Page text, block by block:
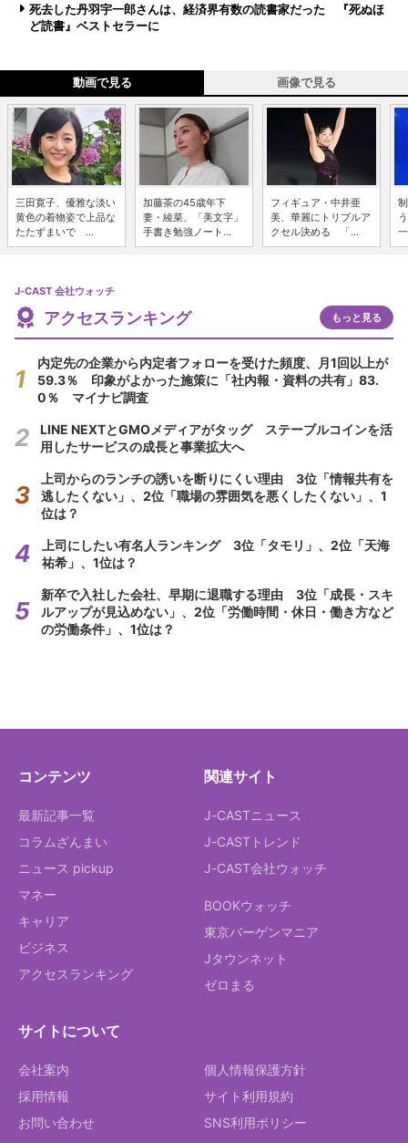
死去した丹羽宇一郎さんは、経済界有数の読書家だった 『死ぬほ
ど読書』ベストセラーに
動画で見る 画像で見る
三田寛子、優雅な淡い
黄色の着物姿で上品な
たたずまいで ...
加藤茶の45歳年下
妻・綾菜、「美文字」
手書き勉強ノート...
フィギュア・中井亜
美、華麗にトリプルア
クセル決める 「...
J-CAST 会社ウォッチ
アクセスランキング もっと見る
内定先の企業から内定者フォローを受けた頻度、月1回以上が
59.3％ 印象がよかった施策に「社内報・資料の共有」83.
0％ マイナビ調査
LINE NEXTとGMOメディアがタッグ ステーブルコインを活
用したサービスの成長と事業拡大へ
上司からのランチの誘いを断りにくい理由 3位「情報共有を
逃したくない」、2位「職場の雰囲気を悪くしたくない」、1
位は？
上司にしたい有名人ランキング 3位「タモリ」、2位「天海
祐希」、1位は？
新卒で入社した会社、早期に退職する理由 3位「成長・スキ
ルアップが見込めない」、2位「労働時間・休日・働き方など
の労働条件」、1位は？
コンテンツ
最新記事一覧
コラムざんまい
ニュース pickup
マネー
キャリア
ビジネス
アクセスランキング
関連サイト
J-CASTニュース
J-CASTトレンド
J-CAST会社ウォッチ
BOOKウォッチ
東京バーゲンマニア
Jタウンネット
ゼロまる
サイトについて
会社案内
採用情報
お問い合わせ
個人情報保護方針
サイト利用規約
SNS利用ポリシー